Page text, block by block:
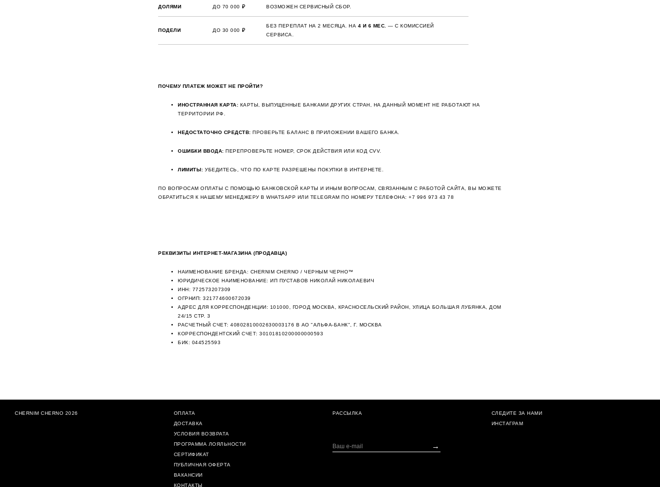
ДОЛЯМИ ДО 70 000 ₽ ВОЗМОЖЕН СЕРВИСНЫЙ СБОР.
ПОДЕЛИ ДО 30 000 ₽
БЕЗ ПЕРЕПЛАТ НА 2 МЕСЯЦА. НА 4 И 6 МЕС.
— С КОМИССИЕЙ
СЕРВИСА.
ПОЧЕМУ ПЛАТЕЖ МОЖЕТ НЕ ПРОЙТИ?
ИНОСТРАННАЯ КАРТА: КАРТЫ, ВЫПУЩЕННЫЕ БАНКАМИ ДРУГИХ СТРАН, НА ДАННЫЙ МОМЕНТ НЕ РАБОТАЮТ НА
ТЕРРИТОРИИ РФ.
НЕДОСТАТОЧНО СРЕДСТВ: ПРОВЕРЬТЕ БАЛАНС В ПРИЛОЖЕНИИ ВАШЕГО БАНКА.
ОШИБКИ ВВОДА: ПЕРЕПРОВЕРЬТЕ НОМЕР, СРОК ДЕЙСТВИЯ ИЛИ КОД CVV.
ЛИМИТЫ: УБЕДИТЕСЬ, ЧТО ПО КАРТЕ РАЗРЕШЕНЫ ПОКУПКИ В ИНТЕРНЕТЕ.
ПО ВОПРОСАМ ОПЛАТЫ С ПОМОЩЬЮ БАНКОВСКОЙ КАРТЫ И ИНЫМ ВОПРОСАМ, СВЯЗАННЫМ С РАБОТОЙ САЙТА, ВЫ МОЖЕТЕ
ОБРАТИТЬСЯ К НАШЕМУ МЕНЕДЖЕРУ В WHATSAPP ИЛИ TELEGRAM ПО НОМЕРУ ТЕЛЕФОНА: +7 996 973 43 78
РЕКВИЗИТЫ ИНТЕРНЕТ-МАГАЗИНА (ПРОДАВЦА)
НАИМЕНОВАНИЕ БРЕНДА: CHERNIM CHERNO / ЧЕРНЫМ ЧЕРНО™
ЮРИДИЧЕСКОЕ НАИМЕНОВАНИЕ: ИП ПУСТАВОВ НИКОЛАЙ НИКОЛАЕВИЧ
ИНН: 772573207309
ОГРНИП: 321774600672039
АДРЕС ДЛЯ КОРРЕСПОНДЕНЦИИ: 101000, ГОРОД МОСКВА, КРАСНОСЕЛЬСКИЙ РАЙОН, УЛИЦА БОЛЬШАЯ ЛУБЯНКА, ДОМ
24/15 СТР. 3
РАСЧЕТНЫЙ СЧЕТ: 40802810002630003176 В АО "АЛЬФА-БАНК", Г. МОСКВА
КОРРЕСПОНДЕНТСКИЙ СЧЕТ: 30101810200000000593
БИК: 044525593
CHERNIM CHERNO 2026
ОПЛАТА
ДОСТАВКА
УСЛОВИЯ ВОЗВРАТА
ПРОГРАММА ЛОЯЛЬНОСТИ
СЕРТИФИКАТ
ПУБЛИЧНАЯ ОФЕРТА
ВАКАНСИИ
КОНТАКТЫ
РАССЫЛКА
→
СЛЕДИТЕ ЗА НАМИ
ИНСТАГРАМ